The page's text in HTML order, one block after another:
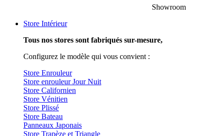
Showroom
Store Intérieur
Tous nos stores sont fabriqués sur-mesure,
Configurez le modèle qui vous convient :
Store Enrouleur
Store enrouleur Jour Nuit
Store Californien
Store Vénitien
Store Plissé
Store Bateau
Panneaux Japonais
Store Trapèze et Triangle